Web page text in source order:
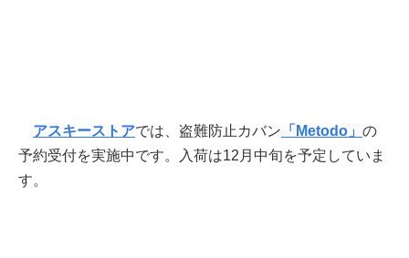
アスキーストアでは、盗難防止カバン 「Metodo」 の
予約受付を実施中です。入荷は12月中旬を予定していま
す。